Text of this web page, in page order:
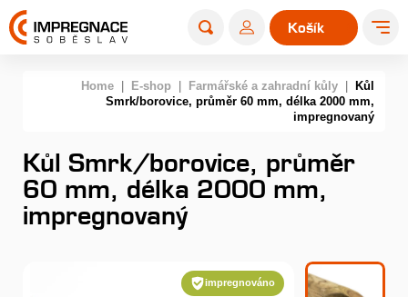
0
Košík
Home E-shop Farmářské a zahradní kůly
Kůl
Smrk/borovice, průměr 60 mm, délka 2000 mm,
impregnovaný
Kůl Smrk/borovice, průměr
60 mm, délka 2000 mm,
impregnovaný
impregnováno